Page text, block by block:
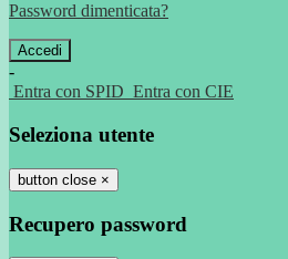
Password dimenticata?
-
Entra con SPID Entra con CIE
Seleziona utente
button close ×
Recupero password